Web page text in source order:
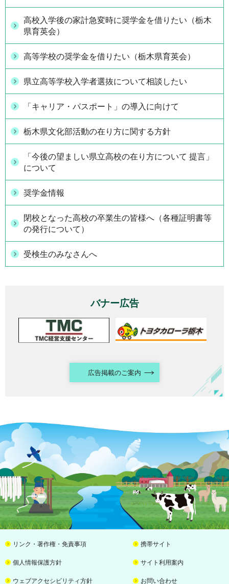
高校入学後の家計急変時に奨学金を借りたい（栃木
県育英会）
高等学校の奨学金を借りたい（栃木県育英会）
県立高等学校入学者選抜について相談したい
「キャリア・パスポート」の導入に向けて
栃木県文化部活動の在り方に関する方針
「今後の望ましい県立高校の在り方について 提言」
について
奨学金情報
閉校となった高校の卒業生の皆様へ（各種証明書等
の発行について）
受検生のみなさんへ
バナー広告
広告掲載のご案内
リンク・著作権・免責事項 携帯サイト
個人情報保護方針 サイト利用案内
ウェブアクセシビリティ方針 お問い合わせ